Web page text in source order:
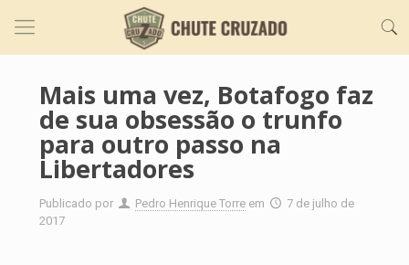
Mais uma vez, Botafogo faz
de sua obsessão o trunfo
para outro passo na
Libertadores
Publicado por Pedro Henrique Torre em
7 de julho de
2017